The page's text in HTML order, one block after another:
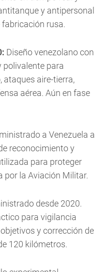
y antipersonal
rusa.
Diseño venezolano con
polivalente para
ataques aire-tierra,
aérea. Aún en fase
a Venezuela a
reconocimiento y
para proteger
por la Aviación Militar.
desde 2020.
para vigilancia
y corrección de
120 kilómetros.